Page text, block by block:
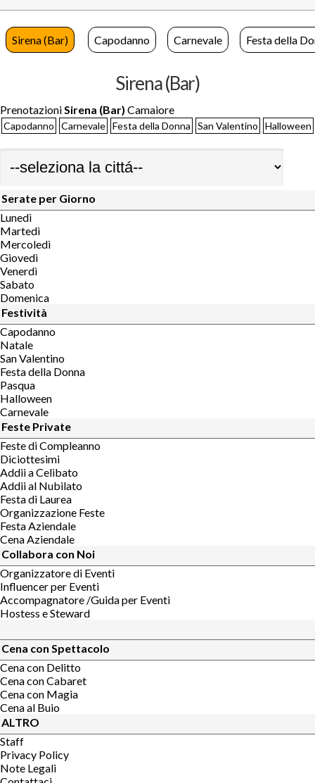
Sirena (Bar) Capodanno Carnevale Festa della
Sirena (Bar)
Prenotazioni Sirena (Bar) Camaiore
Capodanno Carnevale Festa della Donna San Valentino Halloween
Serate per Giorno
Lunedì
Martedì
Mercoledì
Giovedì
Venerdì
Sabato
Domenica
Festività
Capodanno
Natale
San Valentino
Festa della Donna
Pasqua
Halloween
Carnevale
Feste Private
Feste di Compleanno
Diciottesimi
Addii a Celibato
Addii al Nubilato
Festa di Laurea
Organizzazione Feste
Festa Aziendale
Cena Aziendale
Collabora con Noi
Organizzatore di Eventi
Influencer per Eventi
Accompagnatore /Guida per Eventi
Hostess e Steward
Cena con Spettacolo
Cena con Delitto
Cena con Cabaret
Cena con Magia
Cena al Buio
ALTRO
Staff
Privacy Policy
Note Legali